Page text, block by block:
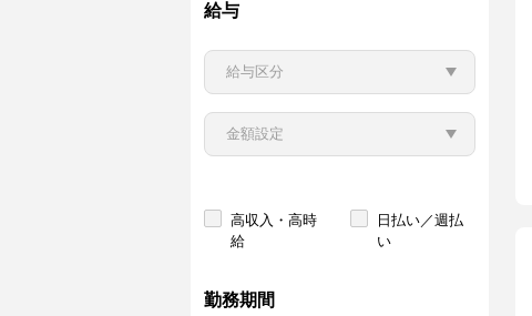
給与
高収入・高時
給
日払い／週払
い
勤務期間